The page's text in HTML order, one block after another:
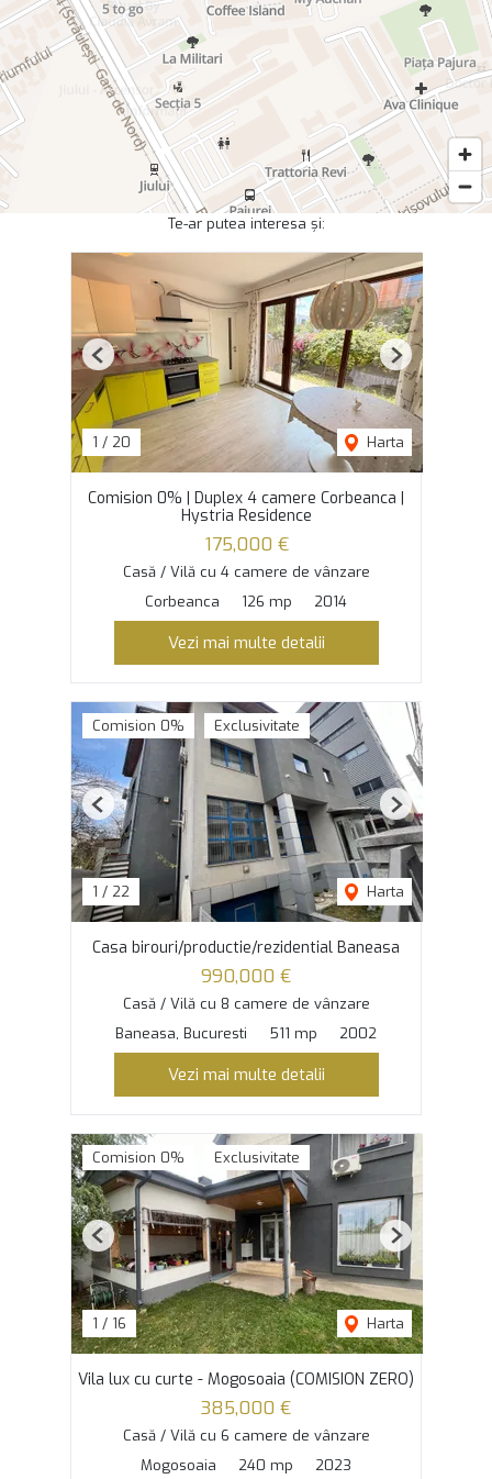
Te-ar putea interesa și:
1 / 20 Harta
Previous Next
Comision 0% | Duplex 4 camere Corbeanca |
Hystria Residence
175,000 €
Casă / Vilă cu 4 camere de vânzare
Corbeanca
126 mp 2014
Vezi mai multe detalii
Comision 0% Exclusivitate
1 / 22 Harta
Previous Next
Casa birouri/productie/rezidential Baneasa
990,000 €
Casă / Vilă cu 8 camere de vânzare
Baneasa, Bucuresti
511 mp 2002
Vezi mai multe detalii
Comision 0% Exclusivitate
1 / 16 Harta
Previous Next
Vila lux cu curte - Mogosoaia (COMISION ZERO)
385,000 €
Casă / Vilă cu 6 camere de vânzare
Mogosoaia
240 mp 2023